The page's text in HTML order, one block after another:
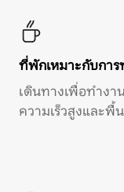
ที่พักเหมาะกับกา
เดินทางเพื่อทำงา
ความเร็วสูงและพื้